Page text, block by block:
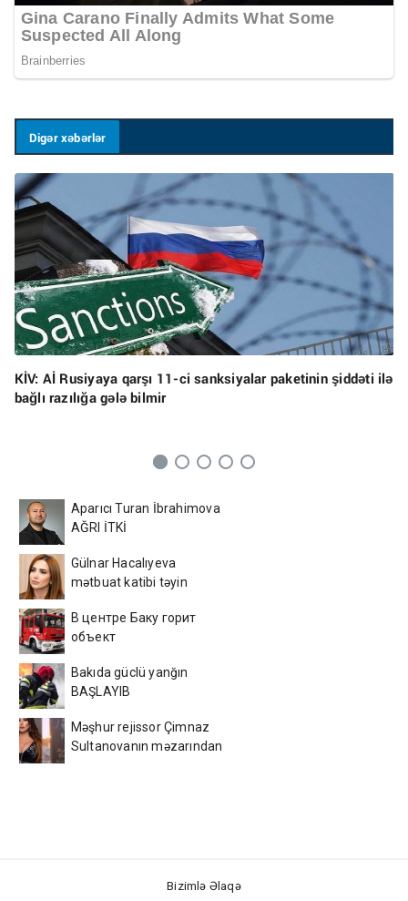
Digər xəbərlər
KİV: Aİ Rusiyaya qarşı 11-ci sanksiyalar paketinin şiddəti ilə
bağlı razılığa gələ bilmir
Aparıcı Turan İbrahimova
AĞRI İTKİ
Gülnar Hacalıyeva
mətbuat katibi təyin
В центре Баку горит
объект
Bakıda güclü yanğın
BAŞLAYIB
Məşhur rejissor Çimnaz
Sultanovanın məzarından
Bizimlə Əlaqə